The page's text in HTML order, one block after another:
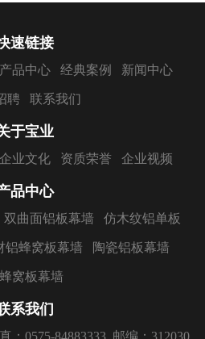
速链接
产品中心 经典案例 新闻中心
聘 联系我们
于宝业
企业文化 资质荣誉 企业视频
品中心
双曲面铝板幕墙 仿木纹铝单板
铝蜂窝板幕墙 陶瓷铝板幕墙
窝板幕墙
系我们